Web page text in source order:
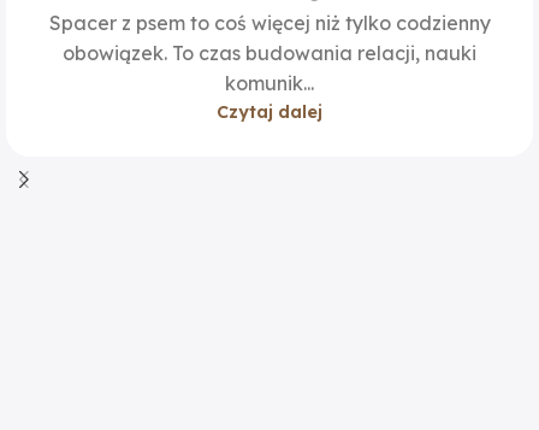
Spacer z psem to coś więcej niż tylko codzienny
obowiązek. To czas budowania relacji, nauki
komunik...
Czytaj dalej